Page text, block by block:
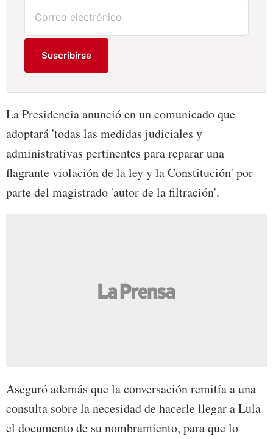
Suscribirse
La Presidencia anunció en un comunicado que
adoptará 'todas las medidas judiciales y
administrativas pertinentes para reparar una
flagrante violación de la ley y la Constitución' por
parte del magistrado 'autor de la filtración'.
Aseguró además que la conversación remitía a una
consulta sobre la necesidad de hacerle llegar a Lula
el documento de su nombramiento, para que lo